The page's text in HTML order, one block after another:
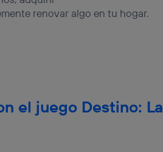
renovar algo en tu hogar.
el juego Destino: La